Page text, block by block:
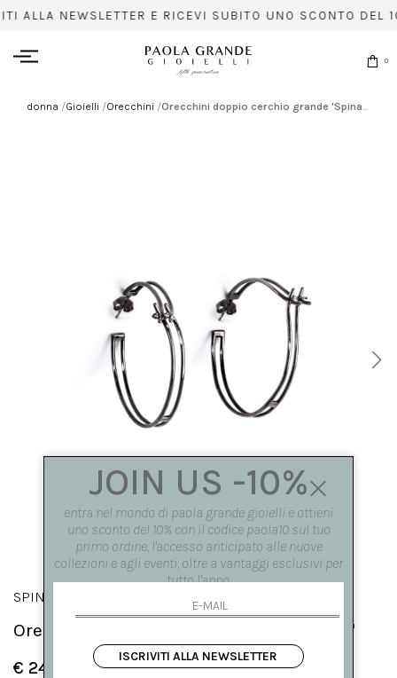
ALLA NEWSLETTER E RICEVI SUBITO UNO SCONTO
0
donna /Gioielli /Orecchini /Orecchini doppio cerchio grande 'Spinae'
SPINAE
Orecchini doppio cerchio grande 'Spinae'
€ 240.00
JOIN US -10%
entra nel mondo di paola grande gioielli e ottieni
uno sconto del 10% con il codice paola10 sul tuo
primo ordine, l'accesso anticipato alle nuove
collezioni e agli eventi, oltre a vantaggi esclusivi per
tutto l'anno.
ISCRIVITI ALLA NEWSLETTER